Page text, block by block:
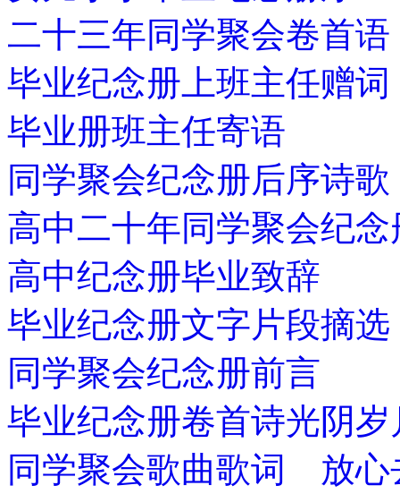
二十三年同学聚会卷首语
毕业纪念册上班主任赠词
毕业册班主任寄语
同学聚会纪念册后序诗歌
高中二十年同学聚会纪念
高中纪念册毕业致辞
毕业纪念册文字片段摘选
同学聚会纪念册前言
毕业纪念册卷首诗光阴岁
同学聚会歌曲歌词 放心